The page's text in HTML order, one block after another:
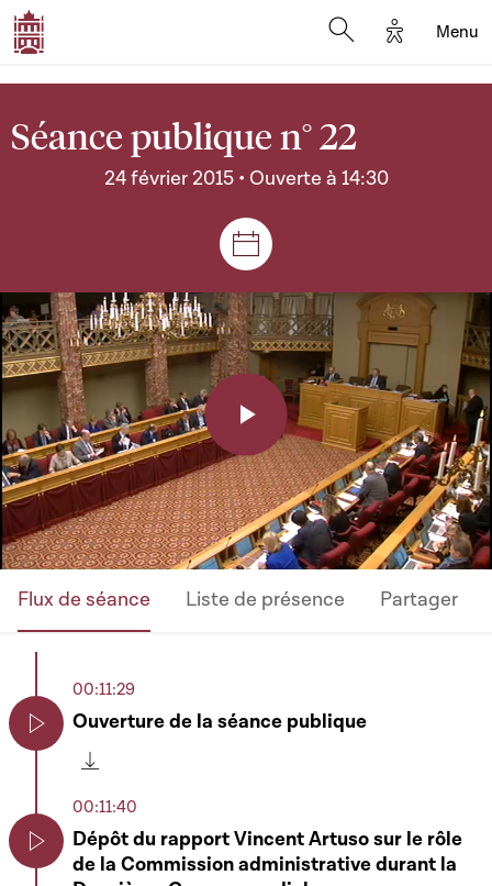
Options
Menu
Séance publique n° 22
24 février 2015 • Ouverte à 14:30
Séances et réunions
Play
Video
Flux de séance Liste de présence Partager
00:11:29
Ouverture de la séance publique
00:11:40
Dépôt du rapport Vincent Artuso sur le rôle
de la Commission administrative durant la